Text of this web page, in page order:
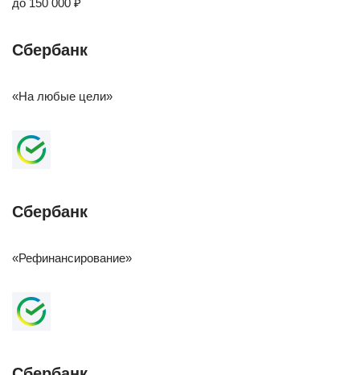
до 150 000 ₽
Сбербанк
«На любые цели»
Сбербанк
«Рефинансирование»